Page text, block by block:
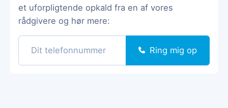
et uforpligtende opkald fra en af vores
rådgivere og hør mere:
Ring mig op